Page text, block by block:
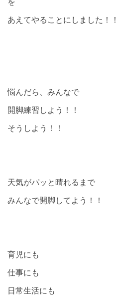
あえてやることにしました！！
悩んだら、みんなで
開脚練習しよう！！
そうしよう！！
天気がパッと晴れるまで
みんなで開脚してよう！！
育児にも
仕事にも
日常生活にも